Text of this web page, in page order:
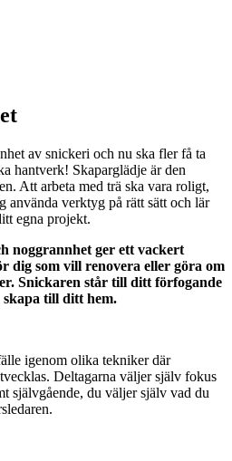
av snickeri och nu ska fler få ta
hantverk! Skaparglädje är den
Att arbeta med trä ska vara roligt,
använda verktyg på rätt sätt och lär
egna projekt.
noggrannhet ger ett vackert
dig som vill renovera eller göra om
Snickaren står till ditt förfogande
till ditt hem.
igenom olika tekniker där
Deltagarna väljer själv fokus
självgående, du väljer själv vad du